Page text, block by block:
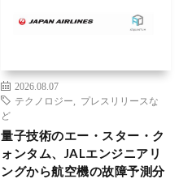
2026.08.07
テクノロジー
プレスリリースな
ど
量子技術のエー・スター・ク
ォンタム、JALエンジニアリ
ングから航空機の故障予測分